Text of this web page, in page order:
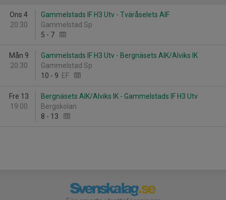
Ons 4
20:30
Gammelstads IF H3 Utv - Tväråselets AIF
Gammelstad Sp
5 - 7
Mån 9
20:30
Gammelstads IF H3 Utv - Bergnäsets AIK/Alviks IK
Gammelstad Sp
10 - 9 EF
Fre 13
19:00
Bergnäsets AIK/Alviks IK - Gammelstads IF H3 Utv
Bergskolan
8 - 13